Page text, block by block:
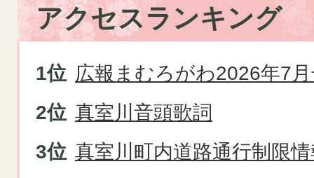
アクセスランキング
広報まむろがわ2026年7
真室川音頭歌詞
真室川町内道路通行制限